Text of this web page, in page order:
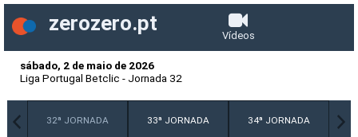
zerozero.pt
Vídeos
sábado, 2 de maio de 2026
Liga Portugal Betclic - Jornada 32
32ª JORNADA 33ª JORNADA 34ª JORNADA